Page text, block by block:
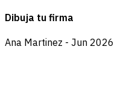
Dibuja tu firma
Ana Martinez - Jun 2026